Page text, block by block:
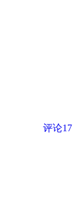
评论17